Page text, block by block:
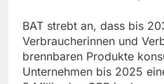
BAT strebt an, dass bis
Verbraucherinnen und
brennbaren Produkte
Unternehmen bis 2025